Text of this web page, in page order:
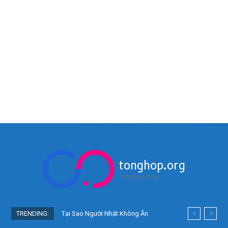
tonghop.org
tonghop.org
TRENDING:
Tại Sao Người Nhật Không Ăn